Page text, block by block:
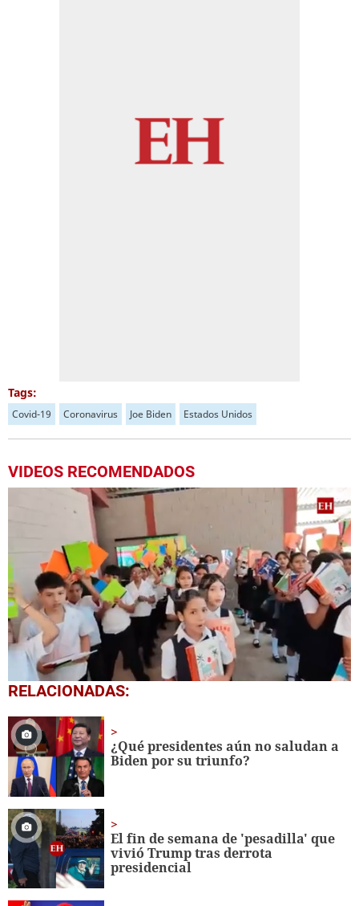
Tags:
Covid-19 Coronavirus Joe Biden Estados Unidos
VIDEOS RECOMENDADOS
0
seconds
1
minute,
56
seconds
RELACIONADAS:
¿Qué presidentes aún no saludan a
Biden por su triunfo?
El fin de semana de 'pesadilla' que
vivió Trump tras derrota
presidencial